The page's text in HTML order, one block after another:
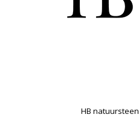
HB natuursteen